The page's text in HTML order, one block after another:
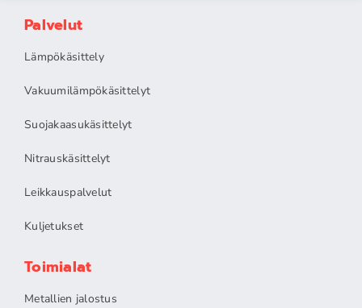
Palvelut
Lämpökäsittely
Vakuumilämpökäsittelyt
Suojakaasukäsittelyt
Nitrauskäsittelyt
Leikkauspalvelut
Kuljetukset
Toimialat
Metallien jalostus